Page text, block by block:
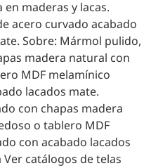
maderas y lacas.
acero curvado acabado
Sobre: Mármol pulido,
madera natural con
MDF melamínico
lacados mate.
con chapas madera
o tablero MDF
con acabado lacados
catálogos de telas